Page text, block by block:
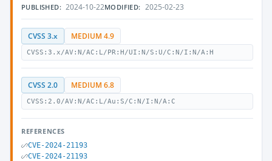
PUBLISHED: 2024-10-22MODIFIED: 2025-02-23
CVSS 3.x MEDIUM 4.9
CVSS:3.x/AV:N/AC:L/PR:H/UI:N/S:U/C:N/I:N/A:H
CVSS 2.0 MEDIUM 6.8
CVSS:2.0/AV:N/AC:L/Au:S/C:N/I:N/A:C
REFERENCES
CVE-2024-21193
CVE-2024-21193